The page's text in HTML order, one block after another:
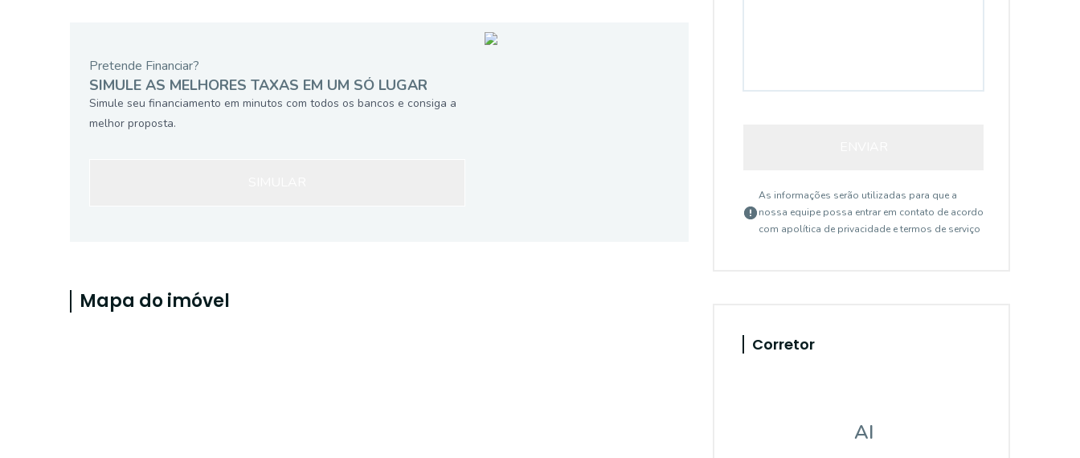
Pretende Financiar?
SIMULE AS MELHORES TAXAS EM UM SÓ LUGAR
Simule seu financiamento em minutos com todos os bancos e consiga a
melhor proposta.
Mapa do imóvel
As informações serão utilizadas para que a
nossa equipe possa entrar em contato de acordo
com apolítica de privacidade e termos de serviço
Corretor
AI